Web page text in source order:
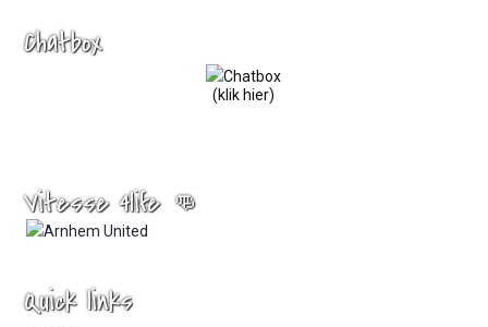
Chatbox
(klik hier)
Vitesse 4life 👊
Quick links